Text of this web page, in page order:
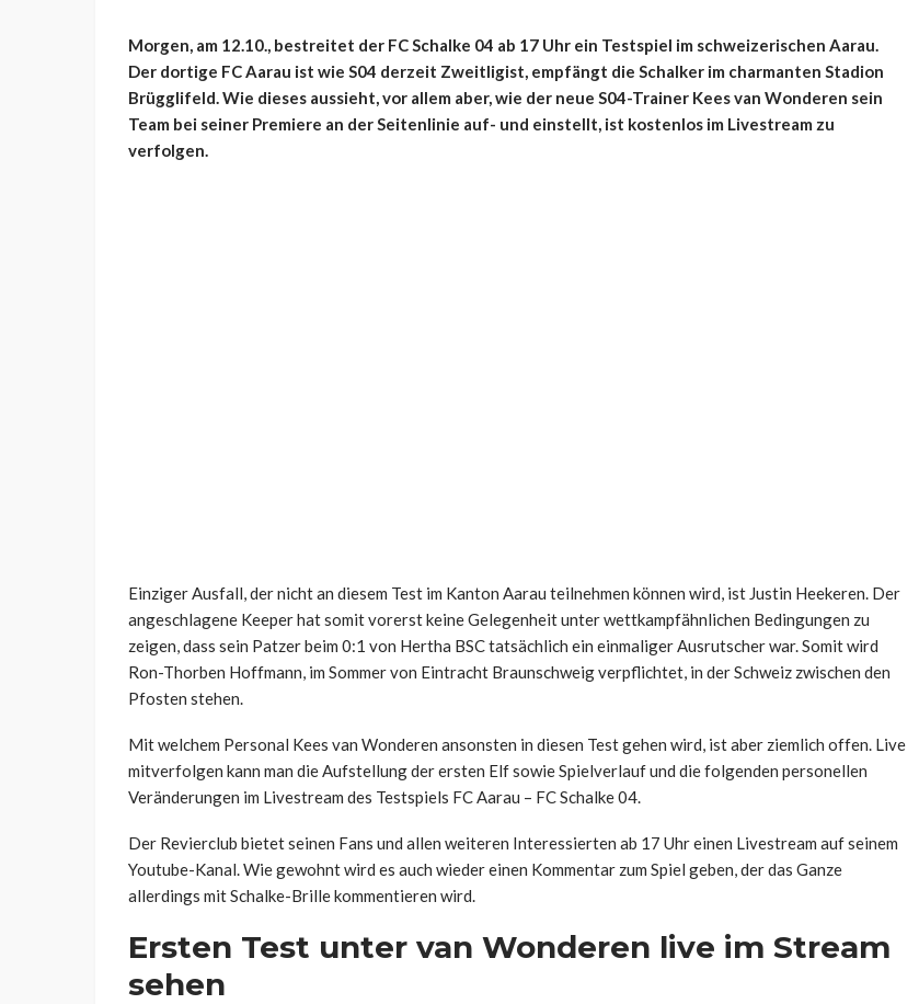
Morgen, am 12.10., bestreitet der FC Schalke 04 ab 17 Uhr ein Testspiel im schweizerischen Aarau.
Der dortige FC Aarau ist wie S04 derzeit Zweitligist, empfängt die Schalker im charmanten Stadion
Brügglifeld. Wie dieses aussieht, vor allem aber, wie der neue S04-Trainer Kees van Wonderen sein
Team bei seiner Premiere an der Seitenlinie auf- und einstellt, ist kostenlos im Livestream zu
verfolgen.
Einziger Ausfall, der nicht an diesem Test im Kanton Aarau teilnehmen können wird, ist Justin Heekeren. Der
angeschlagene Keeper hat somit vorerst keine Gelegenheit unter wettkampfähnlichen Bedingungen zu
zeigen, dass sein Patzer beim 0:1 von Hertha BSC tatsächlich ein einmaliger Ausrutscher war. Somit wird
Ron-Thorben Hoffmann, im Sommer von Eintracht Braunschweig verpflichtet, in der Schweiz zwischen den
Pfosten stehen.
Mit welchem Personal Kees van Wonderen ansonsten in diesen Test gehen wird, ist aber ziemlich offen. Live
mitverfolgen kann man die Aufstellung der ersten Elf sowie Spielverlauf und die folgenden personellen
Veränderungen im Livestream des Testspiels FC Aarau – FC Schalke 04.
Der Revierclub bietet seinen Fans und allen weiteren Interessierten ab 17 Uhr einen Livestream auf seinem
Youtube-Kanal. Wie gewohnt wird es auch wieder einen Kommentar zum Spiel geben, der das Ganze
allerdings mit Schalke-Brille kommentieren wird.
Ersten Test unter van Wonderen live im Stream
sehen